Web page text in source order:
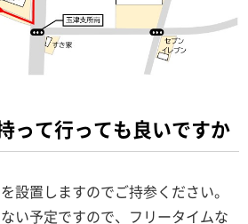
って行っても良いですか
設置しますのでご持参ください。
い予定ですので、フリータイムな